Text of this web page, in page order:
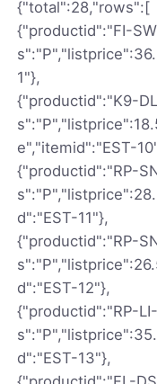
{"total":28,"rows":[
{"productid":"FI-
1"},
{"productid":"K9-
e","itemid":"EST-
{"productid":"RP-
d":"EST-11"},
{"productid":"RP-
d":"EST-12"},
{"productid":"RP-
d":"EST-13"},